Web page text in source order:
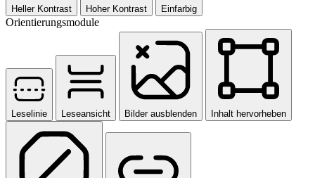
Heller Kontrast Hoher Kontrast Einfarbig
Orientierungsmodule
Leselinie Leseansicht Bilder ausblenden Inhalt hervorheben